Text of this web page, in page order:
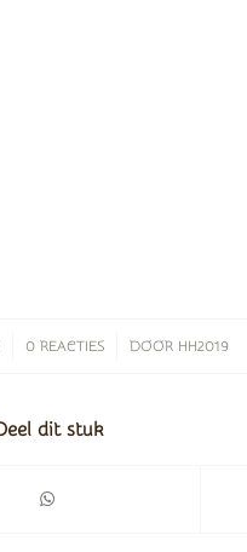
0 REACTIES
/ DOOR HH2019
dit stuk